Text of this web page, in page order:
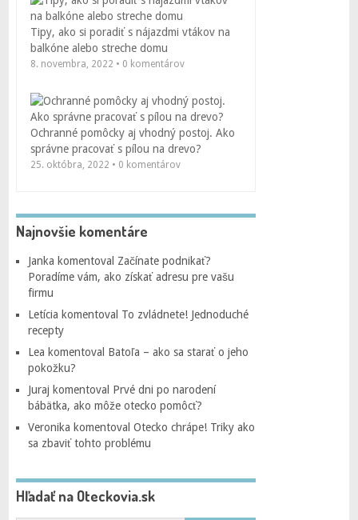
Tipy, ako si poradiť s nájazdmi vtákov na
balkóne alebo streche domu
8. novembra, 2022 • 0 komentárov
Ochranné pomôcky aj vhodný postoj. Ako
správne pracovať s pílou na drevo?
25. októbra, 2022 • 0 komentárov
Najnovšie komentáre
Janka komentoval Začínate podnikať?
Poradíme vám, ako získať adresu pre vašu
firmu
Letícia komentoval To zvládnete! Jednoduché
recepty
Lea komentoval Batoľa – ako sa starať o jeho
pokožku?
Juraj komentoval Prvé dni po narodení
bábätka, ako môže otecko pomôcť?
Veronika komentoval Otecko chrápe! Triky ako
sa zbaviť tohto problému
Hľadať na Oteckovia.sk